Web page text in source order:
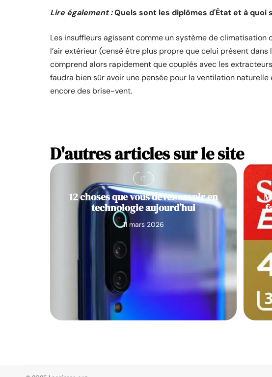
Lire également :Quels sont les diplômes d'État et à
Les insuffleurs agissent comme un système de climatisation
l’air extérieur (censé être plus propre que celui présent dans
comprend alors rapidement que couplés avec les
faudra bien sûr avoir une pensée pour la ventilation
encore des brise-vent.
D'autres articles sur le site
IT
12 choses que vous devez savoir en
technologie aujourd’hui
11 mars 2026